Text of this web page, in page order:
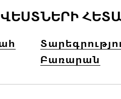
Բառարան